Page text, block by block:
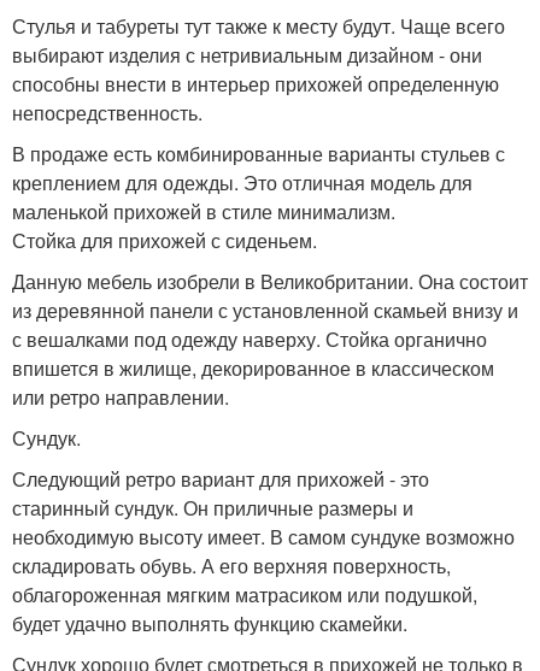
Стулья и табуреты тут также к месту будут. Чаще всего
выбирают изделия с нетривиальным дизайном - они
способны внести в интерьер прихожей определенную
непосредственность.
В продаже есть комбинированные варианты стульев с
креплением для одежды. Это отличная модель для
маленькой прихожей в стиле минимализм.
Стойка для прихожей с сиденьем.
Данную мебель изобрели в Великобритании. Она состоит
из деревянной панели с установленной скамьей внизу и
с вешалками под одежду наверху. Стойка органично
впишется в жилище, декорированное в классическом
или ретро направлении.
Сундук.
Следующий ретро вариант для прихожей - это
старинный сундук. Он приличные размеры и
необходимую высоту имеет. В самом сундуке возможно
складировать обувь. А его верхняя поверхность,
облагороженная мягким матрасиком или подушкой,
будет удачно выполнять функцию скамейки.
Сундук хорошо будет смотреться в прихожей не только в